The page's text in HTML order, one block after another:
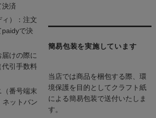
決済
）：注文
paidyで決
けの際に
代引手数料
番号端末
ネットバン
簡易包装を実施しています
当店では商品を梱包する際、環
境保護を目的としてクラフト紙
による簡易包装で送付いたしま
す。